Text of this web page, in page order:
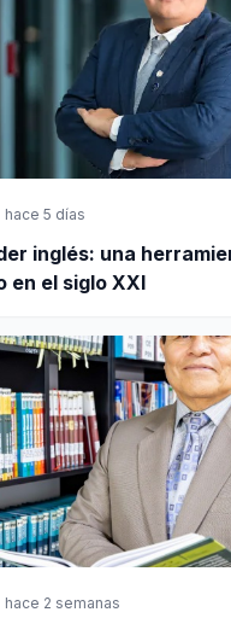
hace 5 días
inglés: una
en el siglo XXI
hace 2 semanas